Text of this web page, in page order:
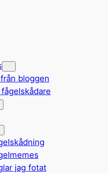
bloggen
jag fotat